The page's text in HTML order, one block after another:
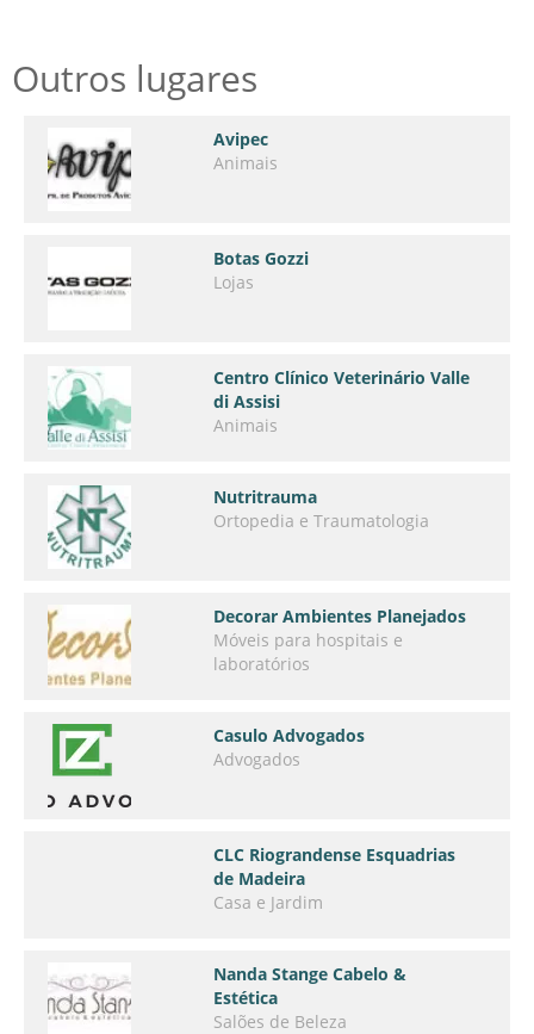
Outros lugares
Avipec
Animais
Botas Gozzi
Lojas
Centro Clínico Veterinário Valle
di Assisi
Animais
Nutritrauma
Ortopedia e Traumatologia
Decorar Ambientes Planejados
Móveis para hospitais e
laboratórios
Casulo Advogados
Advogados
CLC Riograndense Esquadrias
de Madeira
Casa e Jardim
Nanda Stange Cabelo &
Estética
Salões de Beleza